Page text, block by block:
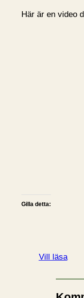
Här är en video
Gilla detta:
Vill läsa